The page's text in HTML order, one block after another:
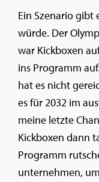
Ein Szenario gibt
würde. Der
war Kickboxen
ins Programm
hat es nicht
es für 2032 im
meine letzte
Kickboxen dann
Programm
unternehmen,